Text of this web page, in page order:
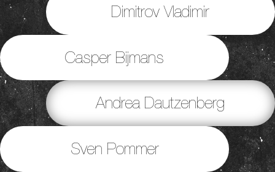
Dimitrov Vladimir
Casper Bijmans
Andrea Dautzenberg
Sven Pommer